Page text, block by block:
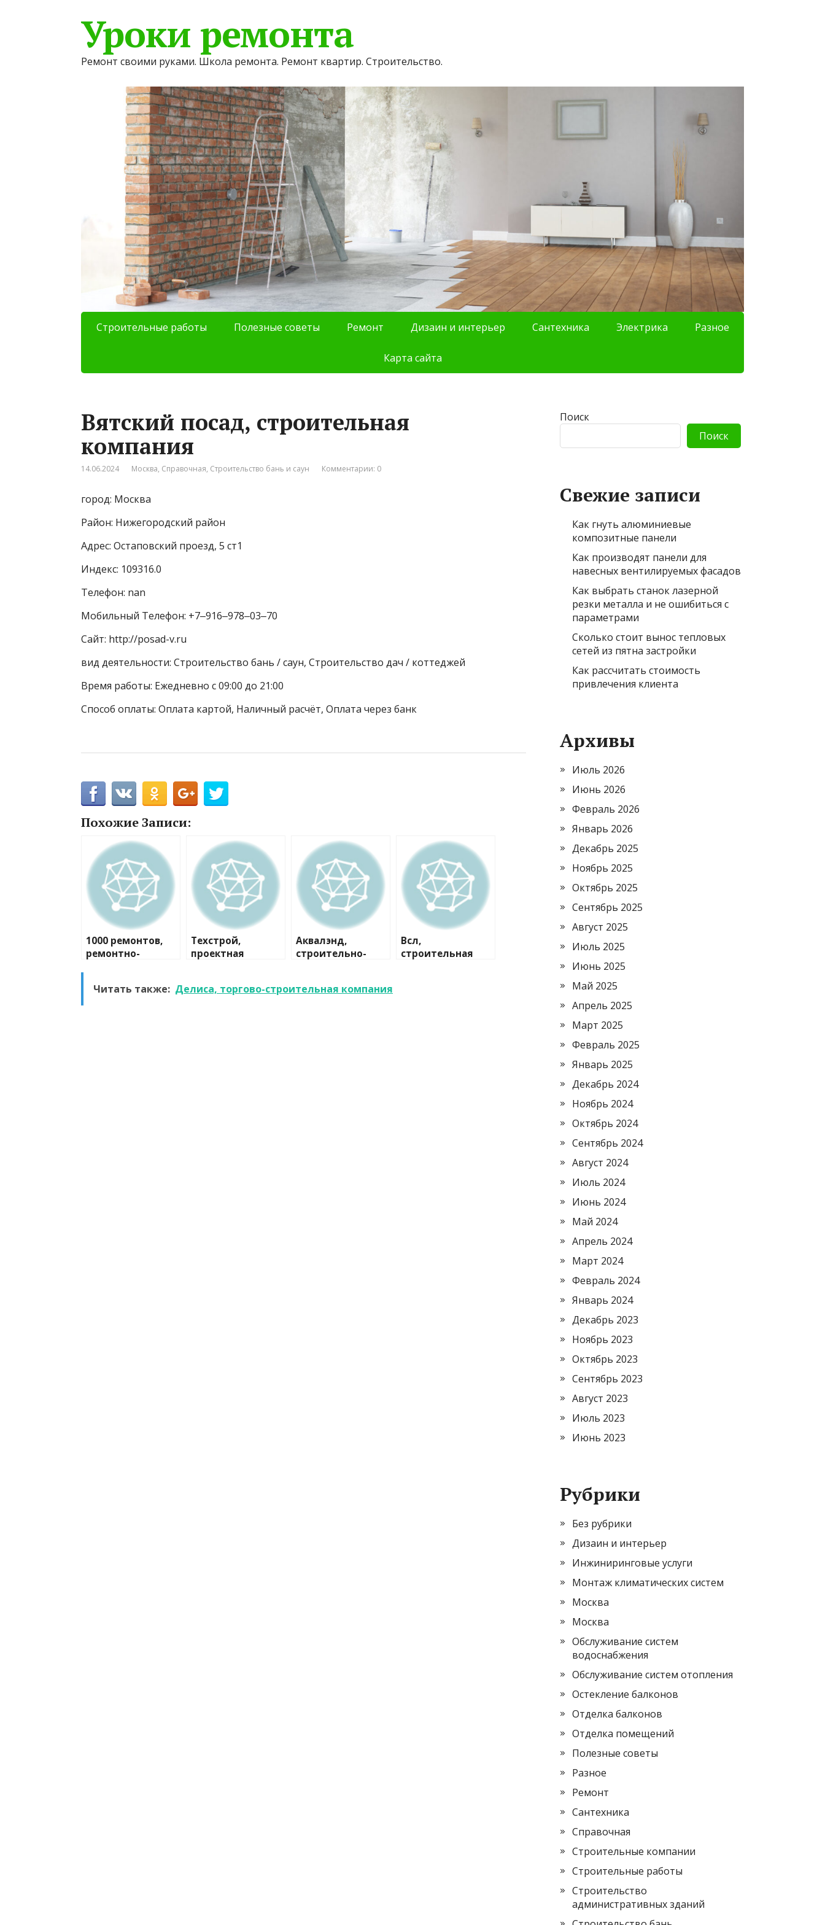
Уроки ремонта
Ремонт своими руками. Школа ремонта. Ремонт квартир. Строительство.
Строительные работы Полезные советы Ремонт Дизаин и интерьер Сантехника Электрика Разное
Карта сайта
Вятский посад, строительная
компания
14.06.2024 Москва, Справочная, Строительство бань и саун Комментарии: 0
город: Москва
Район: Нижегородский район
Адрес: Остаповский проезд, 5 ст1
Индекс: 109316.0
Телефон: nan
Мобильный Телефон: +7‒916‒978‒03‒70
Сайт: http://posad-v.ru
вид деятельности: Строительство бань / саун, Строительство дач / коттеджей
Время работы: Ежедневно с 09:00 до 21:00
Способ оплаты: Оплата картой, Наличный расчёт, Оплата через банк
Похожие Записи:
1000 ремонтов,
ремонтно-
Техстрой,
проектная
Аквалэнд,
строительно-
Всл,
строительная
Читать также: Делиса, торгово-строительная компания
Поиск
Поиск
Свежие записи
Как гнуть алюминиевые
композитные панели
Как производят панели для
навесных вентилируемых фасадов
Как выбрать станок лазерной
резки металла и не ошибиться с
параметрами
Сколько стоит вынос тепловых
сетей из пятна застройки
Как рассчитать стоимость
привлечения клиента
Архивы
Июль 2026
Июнь 2026
Февраль 2026
Январь 2026
Декабрь 2025
Ноябрь 2025
Октябрь 2025
Сентябрь 2025
Август 2025
Июль 2025
Июнь 2025
Май 2025
Апрель 2025
Март 2025
Февраль 2025
Январь 2025
Декабрь 2024
Ноябрь 2024
Октябрь 2024
Сентябрь 2024
Август 2024
Июль 2024
Июнь 2024
Май 2024
Апрель 2024
Март 2024
Февраль 2024
Январь 2024
Декабрь 2023
Ноябрь 2023
Октябрь 2023
Сентябрь 2023
Август 2023
Июль 2023
Июнь 2023
Рубрики
Без рубрики
Дизаин и интерьер
Инжиниринговые услуги
Монтаж климатических систем
Москва
Москва
Обслуживание систем
водоснабжения
Обслуживание систем отопления
Остекление балконов
Отделка балконов
Отделка помещений
Полезные советы
Разное
Ремонт
Сантехника
Справочная
Строительные компании
Строительные работы
Строительство
административных зданий